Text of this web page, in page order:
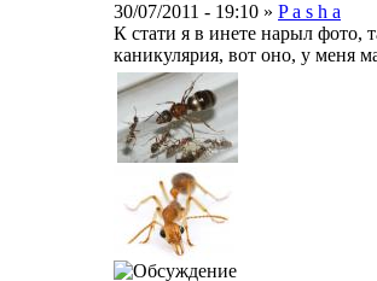
30/07/2011 - 19:10 » P a s h a
К стати я в инете нарыл фото,
каникулярия, вот оно, у меня